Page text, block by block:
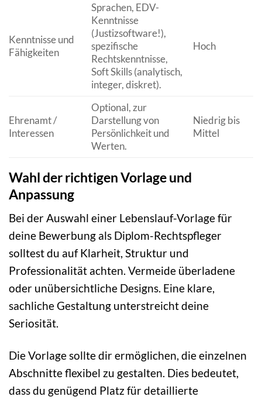
Kenntnisse und
Fähigkeiten
Sprachen, EDV-
Kenntnisse
(Justizsoftware!),
spezifische
Rechtskenntnisse,
Soft Skills (analytisch,
integer, diskret).
Hoch
Ehrenamt /
Interessen
Optional, zur
Darstellung von
Persönlichkeit und
Werten.
Niedrig bis
Mittel
Wahl der richtigen Vorlage und
Anpassung
Bei der Auswahl einer Lebenslauf-Vorlage für
deine Bewerbung als Diplom-Rechtspfleger
solltest du auf Klarheit, Struktur und
Professionalität achten. Vermeide überladene
oder unübersichtliche Designs. Eine klare,
sachliche Gestaltung unterstreicht deine
Seriosität.
Die Vorlage sollte dir ermöglichen, die einzelnen
Abschnitte flexibel zu gestalten. Dies bedeutet,
dass du genügend Platz für detaillierte